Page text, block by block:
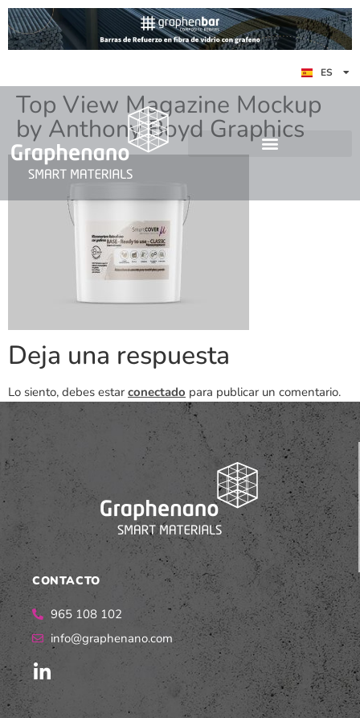
ES
EN
DE
Top View Magazine Mockup
by Anthony Boyd Graphics
Deja una respuesta
Lo siento, debes estar conectado para publicar un comentario.
CONTACTO
965 108 102
info@graphenano.com